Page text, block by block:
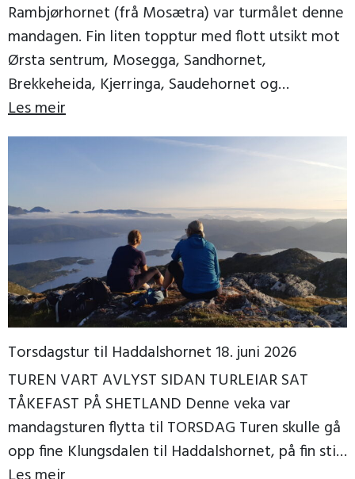
Rambjørhornet (frå Mosætra) var turmålet denne
mandagen. Fin liten topptur med flott utsikt mot
Ørsta sentrum, Mosegga, Sandhornet,
Brekkeheida, Kjerringa, Saudehornet og
Vassdalstinden. Vi fekk ein fin kveld, til og […]
Les meir
Torsdagstur til Haddalshornet 18. juni 2026
TUREN VART AVLYST SIDAN TURLEIAR SAT
TÅKEFAST PÅ SHETLAND Denne veka var
mandagsturen flytta til TORSDAG Turen skulle gå
opp fine Klungsdalen til Haddalshornet, på fin sti